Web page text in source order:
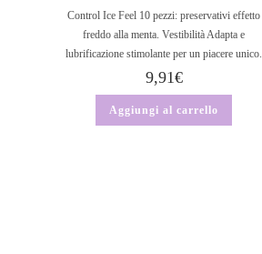
Control Ice Feel 10 pezzi: preservativi effetto
freddo alla menta. Vestibilità Adapta e
lubrificazione stimolante per un piacere unico.
9,91€
Aggiungi al carrello